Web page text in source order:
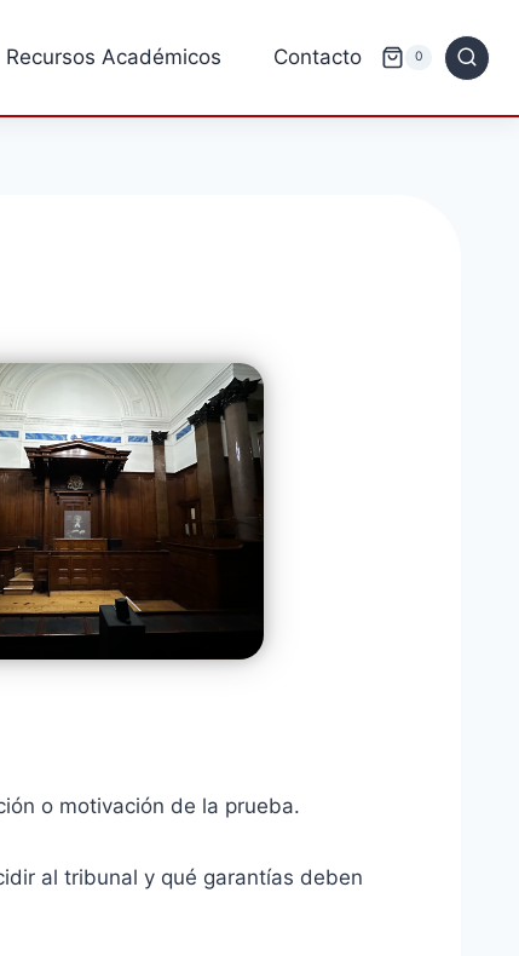
Recursos Académicos Contacto 0
o motivación de la prueba.
al tribunal y qué garantías deben